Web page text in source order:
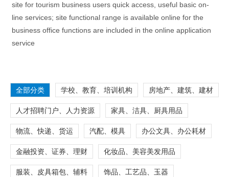
site for tourism business users quick access, useful basic on-
line services; site functional range is available online for the
business office functions are included in the online application
service
全部分类 学校、教育、培训机构 房地产、建筑、建材
人才招聘门户、人力资源 家具、洁具、厨具用品
物流、快递、货运 汽配、模具 办公文具、办公耗材
金融投资、证券、理财 化妆品、美容美发用品
服装、皮具箱包、辅料 饰品、工艺品、玉器